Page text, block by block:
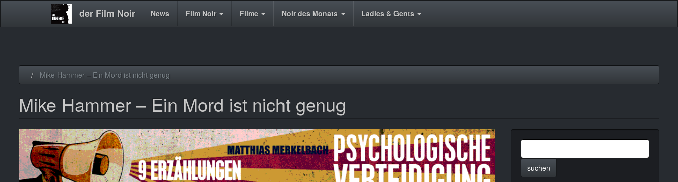
der Film Noir
Main News Film Noir Filme Noir des Monats Ladies & Gents
Mike Hammer – Ein Mord ist nicht genug
Mike Hammer – Ein Mord ist nicht genug
suchen